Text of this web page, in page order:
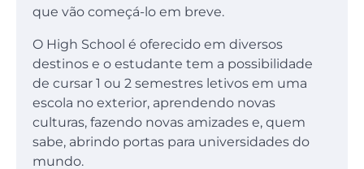
que vão começá-lo em breve.
O High School é oferecido em diversos
destinos e o estudante tem a possibilidade
de cursar 1 ou 2 semestres letivos em uma
escola no exterior, aprendendo novas
culturas, fazendo novas amizades e, quem
sabe, abrindo portas para universidades do
mundo.